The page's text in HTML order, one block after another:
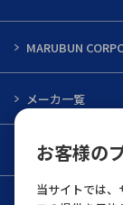
お客様の
当サイトでは
MARUBUN
メーカ一覧
インフォメーシ